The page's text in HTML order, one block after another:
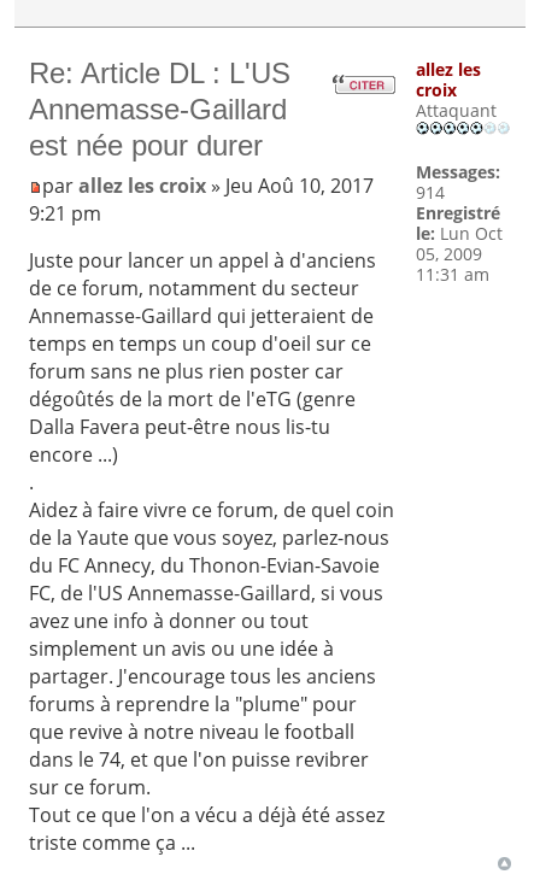
Re: Article DL : L'US
Annemasse-Gaillard
est née pour durer
parallez les croix» Jeu Aoû 10, 2017
9:21 pm
Juste pour lancer un appel à d'anciens
de ce forum, notamment du secteur
Annemasse-Gaillard qui jetteraient de
temps en temps un coup d'oeil sur ce
forum sans ne plus rien poster car
dégoûtés de la mort de l'eTG (genre
Dalla Favera peut-être nous lis-tu
encore ...)
.
Aidez à faire vivre ce forum, de quel coin
de la Yaute que vous soyez, parlez-nous
du FC Annecy, du Thonon-Evian-Savoie
FC, de l'US Annemasse-Gaillard, si vous
avez une info à donner ou tout
simplement un avis ou une idée à
partager. J'encourage tous les anciens
forums à reprendre la "plume" pour
que revive à notre niveau le football
dans le 74, et que l'on puisse revibrer
sur ce forum.
Tout ce que l'on a vécu a déjà été assez
triste comme ça ...
allez les
croix
Attaquant
Messages:
914
Enregistré
le: Lun Oct
05, 2009
11:31 am